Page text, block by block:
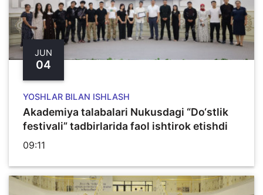
JUN
04
YOSHLAR BILAN ISHLASH
Akademiya talabalari Nukusdagi “Do‘stlik
festivali” tadbirlarida faol ishtirok etishdi
09:11